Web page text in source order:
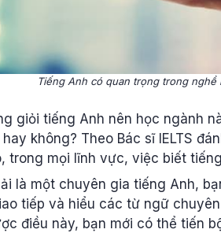
Tiếng Anh có quan trọng trong nghề
giỏi tiếng Anh nên học ngành
không? Theo Bác sĩ IELTS
trong mọi lĩnh vực, việc biết
là một chuyên gia tiếng Anh,
tiếp và hiểu các từ ngữ
điều này, bạn mới có thể tiến